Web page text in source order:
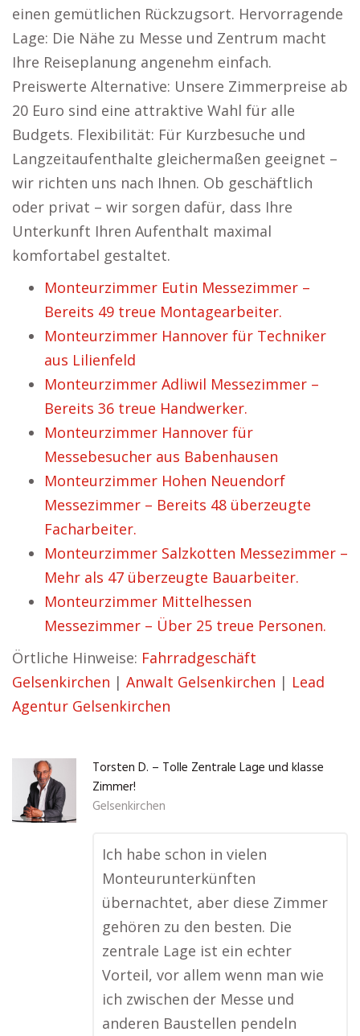
einen gemütlichen Rückzugsort. Hervorragende
Lage: Die Nähe zu Messe und Zentrum macht
Ihre Reiseplanung angenehm einfach.
Preiswerte Alternative: Unsere Zimmerpreise ab
20 Euro sind eine attraktive Wahl für alle
Budgets. Flexibilität: Für Kurzbesuche und
Langzeitaufenthalte gleichermaßen geeignet –
wir richten uns nach Ihnen. Ob geschäftlich
oder privat – wir sorgen dafür, dass Ihre
Unterkunft Ihren Aufenthalt maximal
komfortabel gestaltet.
Monteurzimmer Eutin Messezimmer –
Bereits 49 treue Montagearbeiter.
Monteurzimmer Hannover für Techniker
aus Lilienfeld
Monteurzimmer Adliwil Messezimmer –
Bereits 36 treue Handwerker.
Monteurzimmer Hannover für
Messebesucher aus Babenhausen
Monteurzimmer Hohen Neuendorf
Messezimmer – Bereits 48 überzeugte
Facharbeiter.
Monteurzimmer Salzkotten Messezimmer –
Mehr als 47 überzeugte Bauarbeiter.
Monteurzimmer Mittelhessen
Messezimmer – Über 25 treue Personen.
Örtliche Hinweise: Fahrradgeschäft
Gelsenkirchen | Anwalt Gelsenkirchen | Lead
Agentur Gelsenkirchen
Torsten D. – Tolle Zentrale Lage und klasse
Zimmer!
Gelsenkirchen
Ich habe schon in vielen
Monteurunterkünften
übernachtet, aber diese Zimmer
gehören zu den besten. Die
zentrale Lage ist ein echter
Vorteil, vor allem wenn man wie
ich zwischen der Messe und
anderen Baustellen pendeln